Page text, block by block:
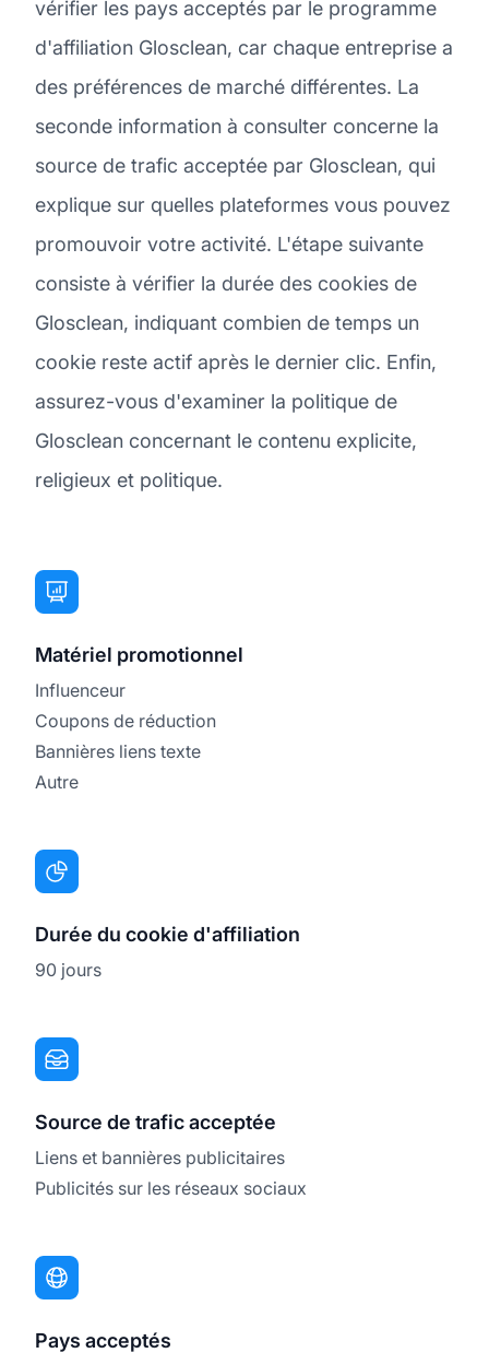
vérifier les pays acceptés par le programme
d'affiliation Glosclean, car chaque entreprise a
des préférences de marché différentes. La
seconde information à consulter concerne la
source de trafic acceptée par Glosclean, qui
explique sur quelles plateformes vous pouvez
promouvoir votre activité. L'étape suivante
consiste à vérifier la durée des cookies de
Glosclean, indiquant combien de temps un
cookie reste actif après le dernier clic. Enfin,
assurez-vous d'examiner la politique de
Glosclean concernant le contenu explicite,
religieux et politique.
Matériel promotionnel
Influenceur
Coupons de réduction
Bannières liens texte
Autre
Durée du cookie d'affiliation
90 jours
Source de trafic acceptée
Liens et bannières publicitaires
Publicités sur les réseaux sociaux
Pays acceptés